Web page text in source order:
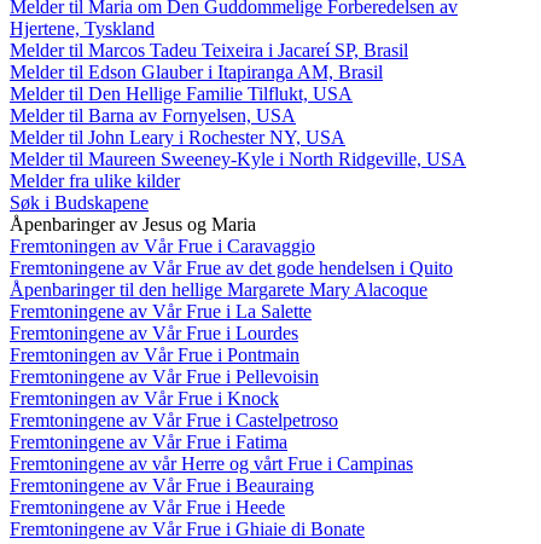
Melder til Maria om Den Guddommelige Forberedelsen av
Hjertene, Tyskland
Melder til Marcos Tadeu Teixeira i Jacareí SP, Brasil
Melder til Edson Glauber i Itapiranga AM, Brasil
Melder til Den Hellige Familie Tilflukt, USA
Melder til Barna av Fornyelsen, USA
Melder til John Leary i Rochester NY, USA
Melder til Maureen Sweeney-Kyle i North Ridgeville, USA
Melder fra ulike kilder
Søk i Budskapene
Åpenbaringer av Jesus og Maria
Fremtoningen av Vår Frue i Caravaggio
Fremtoningene av Vår Frue av det gode hendelsen i Quito
Åpenbaringer til den hellige Margarete Mary Alacoque
Fremtoningene av Vår Frue i La Salette
Fremtoningene av Vår Frue i Lourdes
Fremtoningen av Vår Frue i Pontmain
Fremtoningene av Vår Frue i Pellevoisin
Fremtoningen av Vår Frue i Knock
Fremtoningene av Vår Frue i Castelpetroso
Fremtoningene av Vår Frue i Fatima
Fremtoningene av vår Herre og vårt Frue i Campinas
Fremtoningene av Vår Frue i Beauraing
Fremtoningene av Vår Frue i Heede
Fremtoningene av Vår Frue i Ghiaie di Bonate